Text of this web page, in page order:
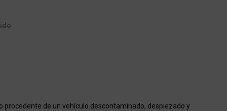
procedente de un vehículo descontaminado, despiezado y